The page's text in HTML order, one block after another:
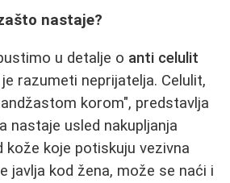
nastaje?
u detalje o anti celulit
razumeti neprijatelja. Celulit,
korom", predstavlja
nastaje usled nakupljanja
kože koje potiskuju vezivna
javlja kod žena, može se naći i